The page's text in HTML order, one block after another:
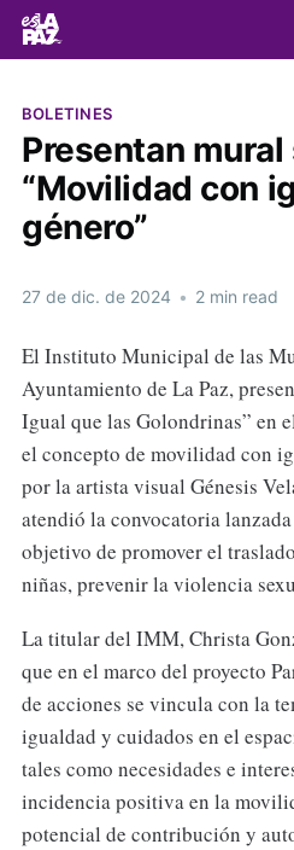
BOLETINES
Presentan mural
“Movilidad con
género”
27 de dic. de 2024 • 2 min read
El Instituto Municipal de las
Ayuntamiento de La Paz,
Igual que las Golondrinas” en
el concepto de movilidad con
por la artista visual Génesis
atendió la convocatoria
objetivo de promover el
niñas, prevenir la violencia
La titular del IMM, Christa
que en el marco del proyecto
de acciones se vincula con la
igualdad y cuidados en el
tales como necesidades e
incidencia positiva en la
potencial de contribución y